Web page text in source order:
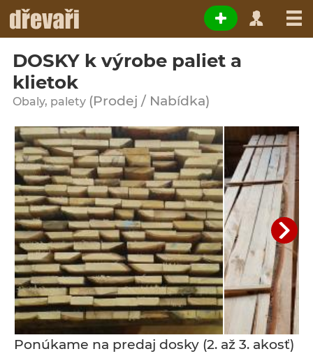
DOSKY k výrobe paliet a
klietok
Obaly, palety (Prodej / Nabídka)
Ponúkame na predaj dosky (2. až 3. akosť)